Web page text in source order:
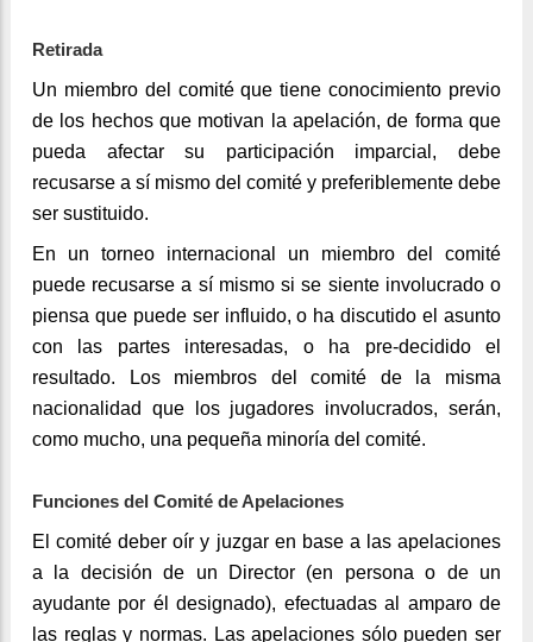
Retirada
Un miembro del comité que tiene conocimiento previo
de los hechos que motivan la apelación, de forma que
pueda afectar su participación imparcial, debe
recusarse a sí mismo del comité y preferiblemente debe
ser sustituido.
En un torneo internacional un miembro del comité
puede recusarse a sí mismo si se siente involucrado o
piensa que puede ser influido, o ha discutido el asunto
con las partes interesadas, o ha pre-decidido el
resultado. Los miembros del comité de la misma
nacionalidad que los jugadores involucrados, serán,
como mucho, una pequeña minoría del comité.
Funciones del Comité de Apelaciones
El comité deber oír y juzgar en base a las apelaciones
a la decisión de un Director (en persona o de un
ayudante por él designado), efectuadas al amparo de
las reglas y normas. Las apelaciones sólo pueden ser